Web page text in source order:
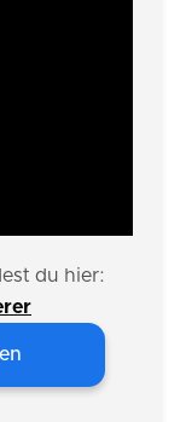
du hier: